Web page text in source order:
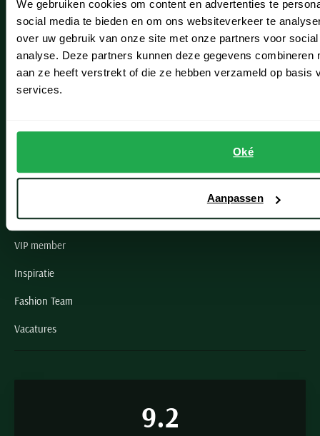
We gebruiken cookies om content en advertenties te
social media te bieden en om ons websiteverkeer te
over uw gebruik van onze site met onze partners voor
analyse. Deze partners kunnen deze gegevens combineren
aan ze heeft verstrekt of die ze hebben verzameld op basis
services.
Oké
Aanpassen
Leiderdorp
Lisse
Noordwijk
Oegstgeest
Paul & Shark specialist
VIP member
Inspiratie
Fashion Team
Vacatures
9.2